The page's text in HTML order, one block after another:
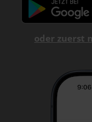
oder zuerst